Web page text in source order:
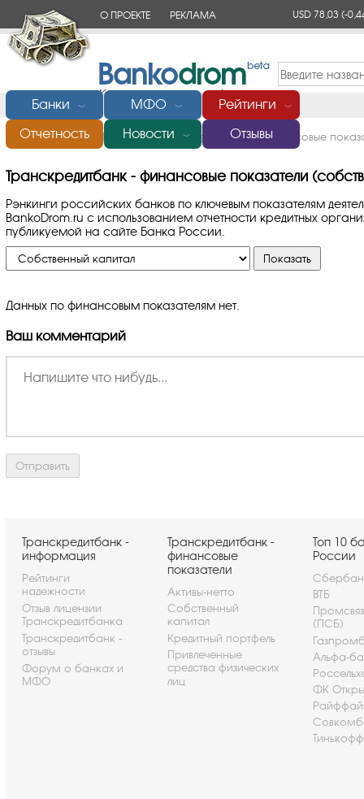
О ПРОЕКТЕ РЕКЛАМА USD 78,03(-
Банки ﹀ МФО ﹀ Рейтинги ﹀
Отчетность Новости ﹀ Отзывы
Главная/Банки России/Транскредитбанк/Финансовые
Транскредитбанк - финансовые показатели
Рэнкинги российских банков по ключевым показателям
BankoDrom.ru с использованием отчетности кредитных
публикуемой на сайте Банка России.
Данных по финансовым показателям нет.
Ваш комментарий
Транскредитбанк -
информация
Рейтинги
надежности
Отзыв лицензии
Транскредитбанка
Транскредитбанк -
отзывы
Форум о банках и
МФО
Транскредитбанк -
финансовые
показатели
Активы-нетто
Собственный
капитал
Кредитный портфель
Привлеченные
средства физических
лиц
Топ 10
России
ВТБ
(ПСБ)
Альфа-
ФК